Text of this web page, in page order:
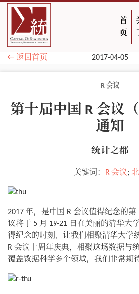
首
页
← 返回首页 2017-04-05
R 会议
第十届中国 R 会议
通知
统计之都
关键词： R 会议;
2017 年，是中国 R 会议值得纪念的第
议将于 5 月 19-21 日在美丽的清华大
得纪念的时刻，让我们相聚清华大学
R 会议十周年庆典，相聚这场数据与
覆盖数据科学多个领域，我们非常期